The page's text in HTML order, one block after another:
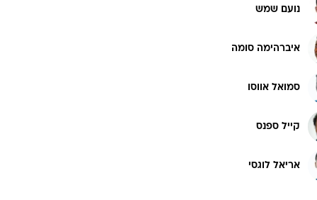
נועם שמש
איברהימה סומה
סמואל אווסו
קייל ספנס
אריאל לוגסי